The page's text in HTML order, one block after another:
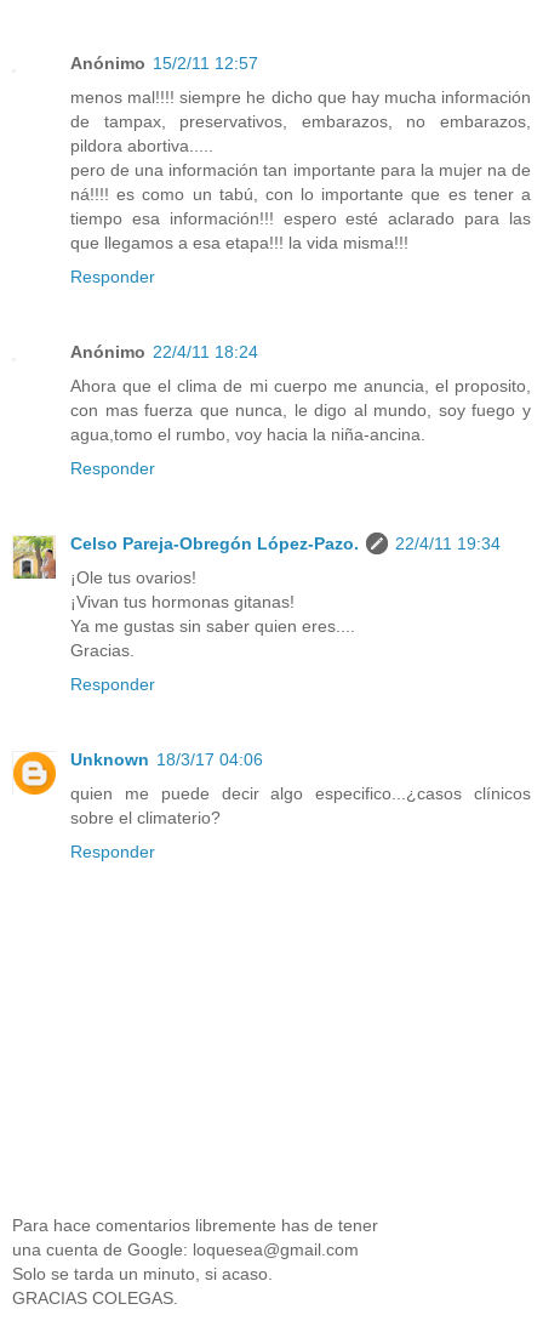
Anónimo 15/2/11 12:57
menos mal!!!! siempre he dicho que hay mucha información
de tampax, preservativos, embarazos, no embarazos,
pildora abortiva.....
pero de una información tan importante para la mujer na de
ná!!!! es como un tabú, con lo importante que es tener a
tiempo esa información!!! espero esté aclarado para las
que llegamos a esa etapa!!! la vida misma!!!
Responder
Anónimo 22/4/11 18:24
Ahora que el clima de mi cuerpo me anuncia, el proposito,
con mas fuerza que nunca, le digo al mundo, soy fuego y
agua,tomo el rumbo, voy hacia la niña-ancina.
Responder
Celso Pareja-Obregón López-Pazo.
22/4/11 19:34
¡Ole tus ovarios!
¡Vivan tus hormonas gitanas!
Ya me gustas sin saber quien eres....
Gracias.
Responder
Unknown 18/3/17 04:06
quien me puede decir algo especifico...¿casos clínicos
sobre el climaterio?
Responder
Para hace comentarios libremente has de tener
una cuenta de Google: loquesea@gmail.com
Solo se tarda un minuto, si acaso.
GRACIAS COLEGAS.